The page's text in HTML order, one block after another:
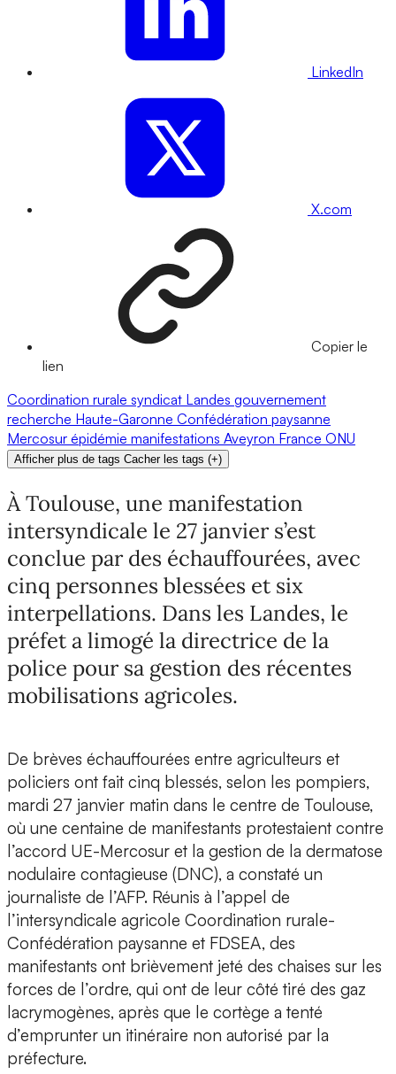
LinkedIn
X.com
Copier le
lien
Coordination rurale syndicat Landes gouvernement
recherche Haute-Garonne Confédération paysanne
Mercosur épidémie manifestations Aveyron France ONU
Afficher plus de tags Cacher les tags (+)
À Toulouse, une manifestation
intersyndicale le 27 janvier s’est
conclue par des échauffourées, avec
cinq personnes blessées et six
interpellations. Dans les Landes, le
préfet a limogé la directrice de la
police pour sa gestion des récentes
mobilisations agricoles.
De brèves échauffourées entre agriculteurs et
policiers ont fait cinq blessés, selon les pompiers,
mardi 27 janvier matin dans le centre de Toulouse,
où une centaine de manifestants protestaient contre
l’accord UE-Mercosur et la gestion de la dermatose
nodulaire contagieuse (DNC), a constaté un
journaliste de l’AFP. Réunis à l’appel de
l’intersyndicale agricole Coordination rurale-
Confédération paysanne et FDSEA, des
manifestants ont brièvement jeté des chaises sur les
forces de l’ordre, qui ont de leur côté tiré des gaz
lacrymogènes, après que le cortège a tenté
d’emprunter un itinéraire non autorisé par la
préfecture.